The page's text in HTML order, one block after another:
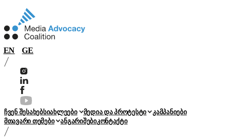
EN GE
ჩვენ შესახებსიახლეები მედია და პროტესტი
კამპანიები
მთავარი თემები
ანგარიშებიკონტაქტი